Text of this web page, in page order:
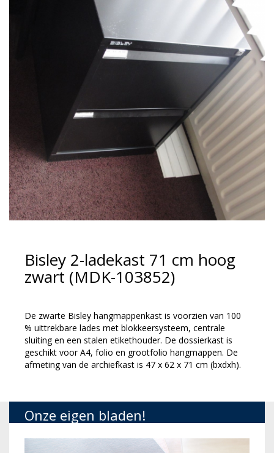
Bisley 2-ladekast 71 cm hoog
zwart (MDK-103852)
De zwarte Bisley hangmappenkast is voorzien van 100
% uittrekbare lades met blokkeersysteem, centrale
sluiting en een stalen etikethouder. De dossierkast is
geschikt voor A4, folio en grootfolio hangmappen. De
afmeting van de archiefkast is 47 x 62 x 71 cm (bxdxh).
Onze eigen bladen!